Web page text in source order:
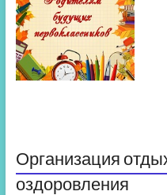
Организация
оздоровления